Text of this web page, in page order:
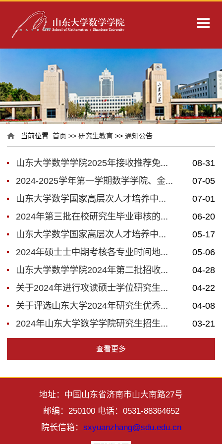
当前位置:首页 >>研究生教育 >>通知公告
山东大学数学学院2025年接收推荐免...
08-31
2024-2025学年第一学期数学学院、金...
07-05
山东大学数学国家高层次人才培养中...
07-01
2024年第三批在校研究生毕业审核的...
06-20
山东大学数学国家高层次人才培养中...
05-17
2024年硕士士中期考核各专业时间地...
05-06
山东大学数学学院2024年第二批招收...
04-28
关于2024年进行攻读硕士学位研究生...
04-22
关于评选山东大学2024年研究生优秀...
04-08
2024年山东大学数学学院研究生招生...
03-21
查看更多
地址：中国山东省济南市山大南路27号
邮编：250100 电话：0531-88364652
院长信箱： sxyuanzhang@sdu.edu.cn